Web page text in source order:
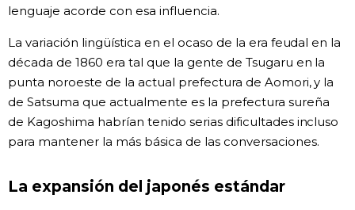
lenguaje acorde con esa influencia.
La variación lingüística en el ocaso de la era feudal en la
década de 1860 era tal que la gente de Tsugaru en la
punta noroeste de la actual prefectura de Aomori, y la
de Satsuma que actualmente es la prefectura sureña
de Kagoshima habrían tenido serias dificultades incluso
para mantener la más básica de las conversaciones.
La expansión del japonés estándar